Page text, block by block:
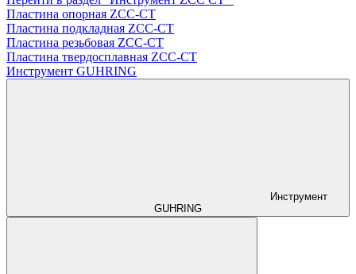
Пластина опорная ZCC-CT
Пластина подкладная ZCC-CT
Пластина резьбовая ZCC-CT
Пластина твердосплавная ZCC-CT
Инструмент GUHRING
Инструмент
GUHRING